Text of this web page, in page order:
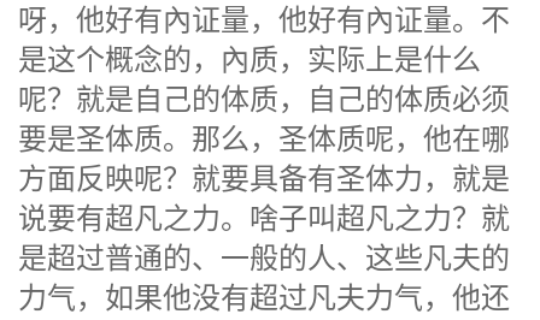
呀，他好有內证量，他好有內证量。不
是这个概念的，內质，实际上是什么
呢？就是自己的体质，自己的体质必须
要是圣体质。那么，圣体质呢，他在哪
方面反映呢？就要具备有圣体力，就是
说要有超凡之力。啥子叫超凡之力？就
是超过普通的、一般的人、这些凡夫的
力气，如果他没有超过凡夫力气，他还